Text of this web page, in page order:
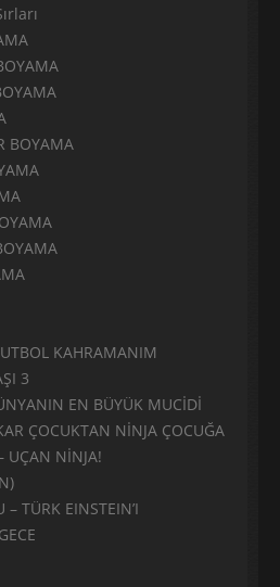
BOYAMA
KAHRAMANIM
3
EN BÜYÜK MUCİDİ
ÇOCUKTAN NİNJA ÇOCUĞA
UÇAN NİNJA!
TÜRK EINSTEIN’I